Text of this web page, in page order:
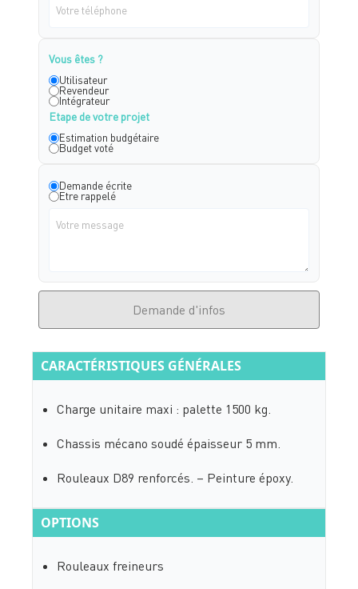
Vous êtes ?
Utilisateur
Revendeur
Intégrateur
Etape de votre projet
Estimation budgétaire
Budget voté
Demande écrite
Etre rappelé
Demande d'infos
CARACTÉRISTIQUES GÉNÉRALES
Charge unitaire maxi : palette 1500 kg.
Chassis mécano soudé épaisseur 5 mm.
Rouleaux D89 renforcés. – Peinture époxy.
OPTIONS
Rouleaux freineurs